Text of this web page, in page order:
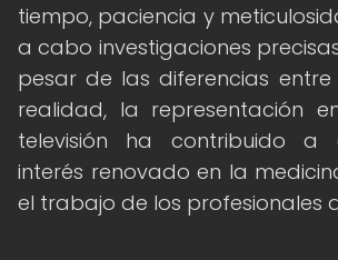
tiempo, paciencia y
a cabo investigaciones
pesar de las diferencias
realidad, la representación
televisión ha contribuido a
interés renovado en la
el trabajo de los profesionales